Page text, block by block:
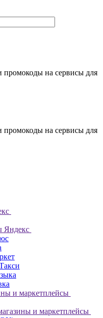
промокоды на сервисы для
промокоды на сервисы для
Яндекс
и маркетплейсы
и маркетплейсы